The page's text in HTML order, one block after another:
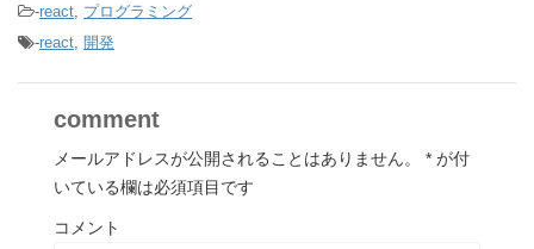
-react, プログラミング
-react, 開発
comment
メールアドレスが公開されることはありません。 * が付
いている欄は必須項目です
コメント